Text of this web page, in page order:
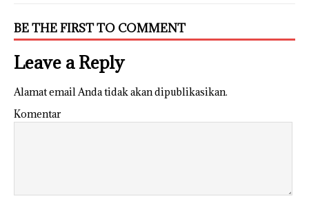
BE THE FIRST TO COMMENT
Leave a Reply
Alamat email Anda tidak akan dipublikasikan.
Komentar